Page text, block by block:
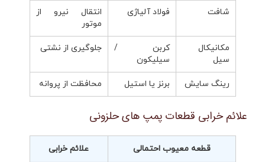
شافت فولاد آلیاژی
انتقال نیرو از
موتور
مکانیکال
سیل
کربن /
سیلیکون
جلوگیری از نشتی
رینگ سایش برنز یا استیل محافظت از پروانه
علائم خرابی قطعات پمپ های حلزونی
قطعه معیوب احتمالی علائم خرابی